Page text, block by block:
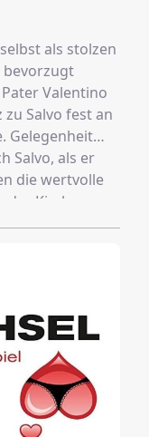
als stolzen
bevorzugt
Valentino
Salvo fest an
Gelegenheit
Salvo, als er
die wertvolle
Kirche
Was
auf einmal im
Geburt Jesu